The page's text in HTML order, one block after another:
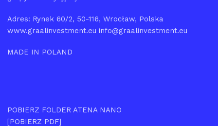
Adres: Rynek 60/2, 50-116, Wrocław, Polska
www.graalinvestment.eu info@graalinvestment.eu
MADE IN POLAND
POBIERZ FOLDER ATENA NANO
[POBIERZ PDF]